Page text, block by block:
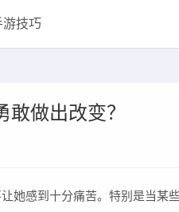
游技巧
做出改变？
她感到十分痛苦。特别是当某